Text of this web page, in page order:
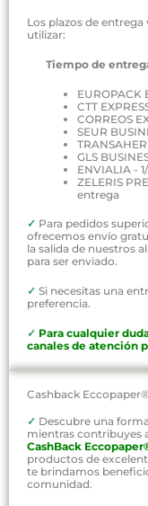
Los plazos de
utilizar:
Tiempo de entrega
EUROPACK
CTT
CORREOS
SEUR
GLS
ENVIALIA -
ZELERIS
entrega
✓ Para pedidos
ofrecemos envío
la salida de nuestros
para ser enviado.
✓ Si necesitas una
preferencia.
✓ Para cualquier
canales de atención
Cashback Eccopaper®
✓ Descubre una
mientras contribuyes
CashBack
productos de
te brindamos
comunidad.